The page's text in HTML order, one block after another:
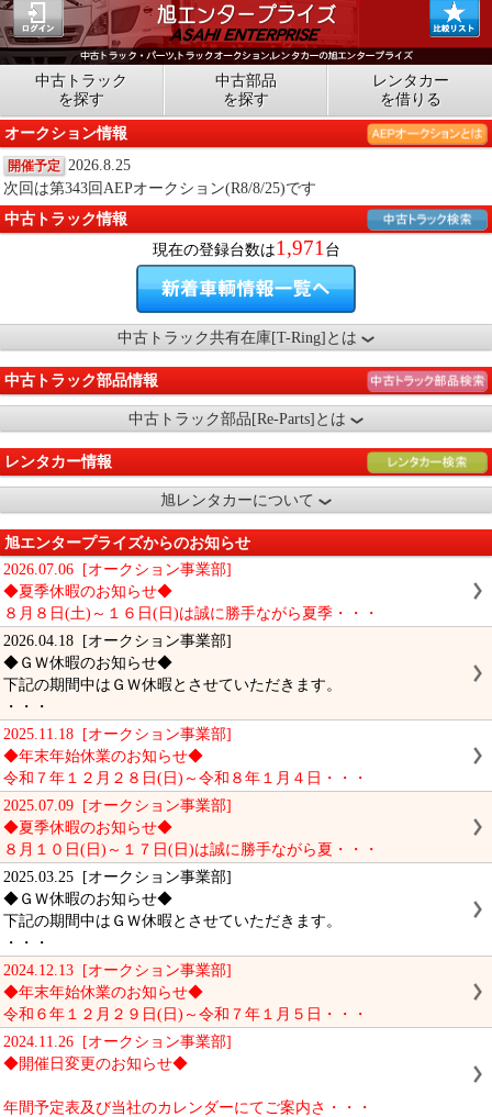
中古トラック
を探す
中古部品
を探す
レンタカー
を借りる
オークション情報
開催予定
2026.8.25
次回は第343回AEPオークション(R8/8/25)です
中古トラック情報
現在の登録台数は1,971 台
中古トラック共有在庫[T-Ring]とは
中古トラック部品情報
中古トラック部品[Re-Parts]とは
レンタカー情報
旭レンタカーについて
旭エンタープライズからのお知らせ
2026.07.06 [オークション事業部]
◆夏季休暇のお知らせ◆
８月８日(土)～１６日(日)は誠に勝手ながら夏季・・・
2026.04.18 [オークション事業部]
◆ＧＷ休暇のお知らせ◆
下記の期間中はＧＷ休暇とさせていただきます。
・・・
2025.11.18 [オークション事業部]
◆年末年始休業のお知らせ◆
令和７年１２月２８日(日)～令和８年１月４日・・・
2025.07.09 [オークション事業部]
◆夏季休暇のお知らせ◆
８月１０日(日)～１７日(日)は誠に勝手ながら夏・・・
2025.03.25 [オークション事業部]
◆ＧＷ休暇のお知らせ◆
下記の期間中はＧＷ休暇とさせていただきます。
・・・
2024.12.13 [オークション事業部]
◆年末年始休業のお知らせ◆
令和６年１２月２９日(日)～令和７年１月５日・・・
2024.11.26 [オークション事業部]
◆開催日変更のお知らせ◆
年間予定表及び当社のカレンダーにてご案内さ・・・